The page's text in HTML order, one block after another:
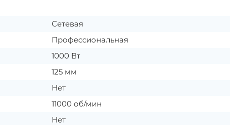
Сетевая
Профессиональная
1000 Вт
125 мм
Нет
11000 об/мин
Нет